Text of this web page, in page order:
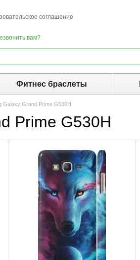
соглашение
вам?
Фитнес браслеты
Galaxy Grand Prime G530H
Prime G530H